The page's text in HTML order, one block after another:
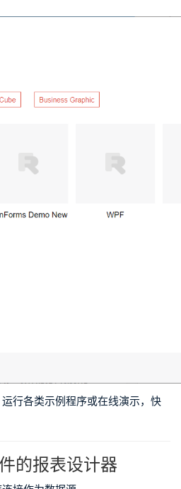
行各类示例程序或在线演示，快
的报表设计器